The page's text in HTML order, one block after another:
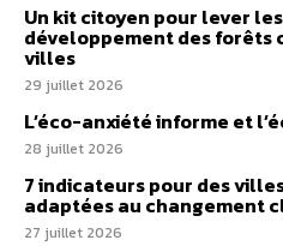
Un kit citoyen pour lever
développement des forêts
villes
29 juillet 2026
L’éco-anxiété informe et
28 juillet 2026
7 indicateurs pour des
adaptées au changement
27 juillet 2026